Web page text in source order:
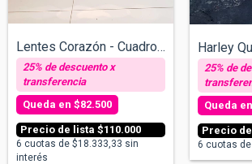
Lentes Corazón - Cuadro con Espejos v/ta...
$110.000
$82.500
6 cuotas de $18.333,33 sin
interés
6 cuotas de